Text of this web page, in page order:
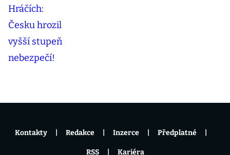
Kontakty Redakce Inzerce Předplatné
RSS Kariéra